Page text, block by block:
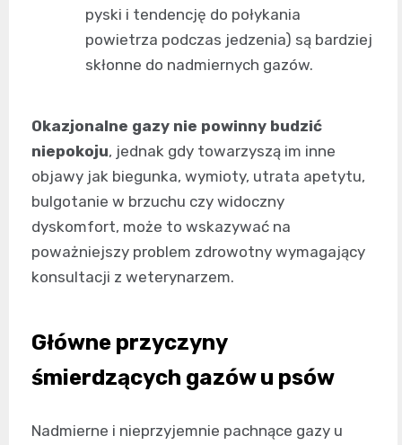
pyski i tendencję do połykania
powietrza podczas jedzenia) są bardziej
skłonne do nadmiernych gazów.
Okazjonalne gazy nie powinny budzić
niepokoju, jednak gdy towarzyszą im inne
objawy jak biegunka, wymioty, utrata apetytu,
bulgotanie w brzuchu czy widoczny
dyskomfort, może to wskazywać na
poważniejszy problem zdrowotny wymagający
konsultacji z weterynarzem.
Główne przyczyny
śmierdzących gazów u psów
Nadmierne i nieprzyjemnie pachnące gazy u